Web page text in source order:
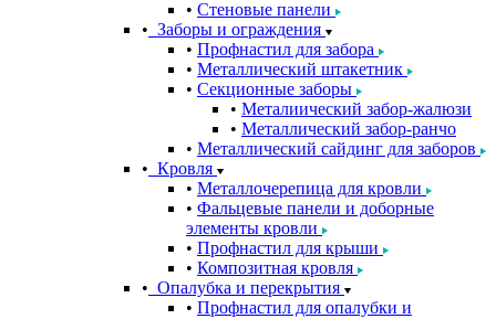
Стеновые панели
Заборы и ограждения
Профнастил для забора
Металлический штакетник
Секционные заборы
Металиический забор-жалюзи
Металлический забор-ранчо
Металлический сайдинг для заборов
Кровля
Металлочерепица для кровли
Фальцевые панели и доборные
элементы кровли
Профнастил для крыши
Композитная кровля
Опалубка и перекрытия
Профнастил для опалубки и